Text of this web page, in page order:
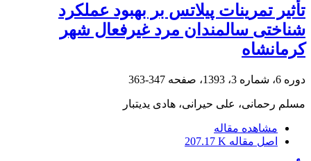
تأثیر تمرینات پیلاتس بر بهبود عملکرد
شناختی سالمندان مرد غیرفعال شهر
کرمانشاه
دوره 6، شماره 3، 1393، صفحه 347-363
مسلم رحمانی، علی حیرانی، هادی یدیتبار
مشاهده مقاله
اصل مقاله 207.17 K